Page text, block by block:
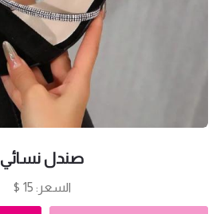
صندل نسائي
السعر: 15 $